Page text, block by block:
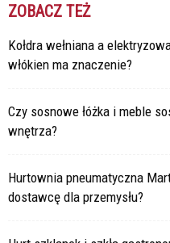
ZOBACZ TEŻ
Kołdra wełniana a
włókien ma znaczenie?
Czy sosnowe łóżka i meble
wnętrza?
Hurtownia pneumatyczna
dostawcę dla przemysłu?